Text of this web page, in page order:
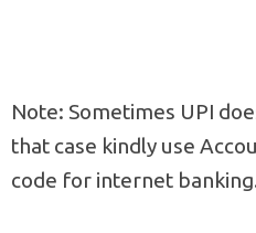
Note: Sometimes UPI
that case kindly use
code for internet